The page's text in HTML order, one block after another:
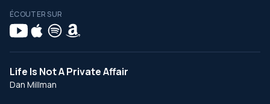
ÉCOUTER SUR
Life Is Not A Private Affair
Dan Millman